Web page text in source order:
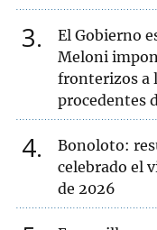
3
El Gobierno
Meloni
fronterizos a
procedentes
4
Bonoloto:
celebrado el
de 2026